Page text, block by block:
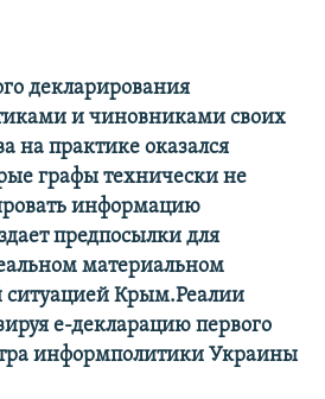
декларирования
и чиновниками своих
на практике оказался
графы технически не
информацию
предпосылки для
материальном
ситуацией Крым.Реалии
е-декларацию первого
информполитики Украины